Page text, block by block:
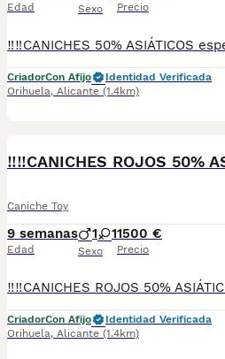
Edad Sexo Precio
CriadorCon Afijo
Identidad Verificada
Orihuela, Alicante (1.4km)
‼️‼️CANICHES ROJOS 50%
Caniche Toy
9 semanas
Edad
1 1
Sexo
1500 €
Precio
CriadorCon Afijo
Identidad Verificada
Orihuela, Alicante (1.4km)